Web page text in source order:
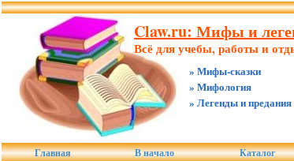
Claw.ru: Мифы и
Всё для учебы, работы и
» Мифы-сказки
» Мифология
» Легенды и предания
Главная В начало Каталог